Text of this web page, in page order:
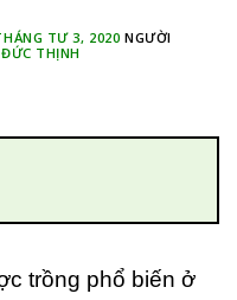
TƯ 3, 2020 NGƯỜI
THỊNH
trồng phổ biến ở